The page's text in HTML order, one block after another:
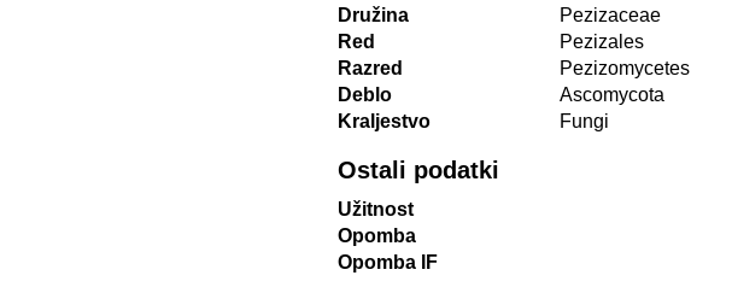
Družina
Pezizaceae
Red
Pezizales
Razred
Pezizomycetes
Deblo
Ascomycota
Kraljestvo
Fungi
Ostali podatki
Užitnost
Opomba
Opomba IF